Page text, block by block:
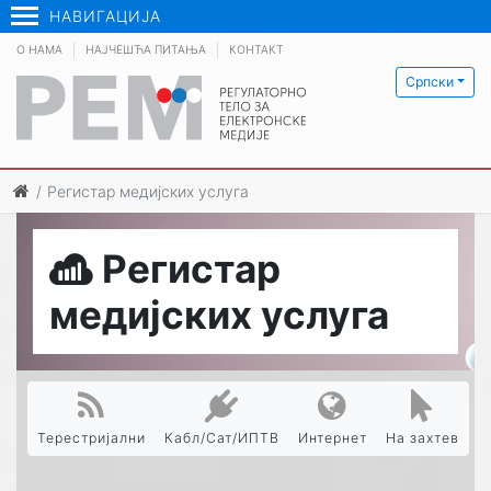
НАВИГАЦИЈА
Српски
О НАМА НАЈЧЕШЋА ПИТАЊА КОНТАКТ
Регистар медијских услуга
Регистар
медијских услуга
Терестријални Кабл/Сат/ИПТВ Интернет На захтев